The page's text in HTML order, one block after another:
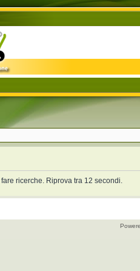
ricerche. Riprova tra 12 secondi.